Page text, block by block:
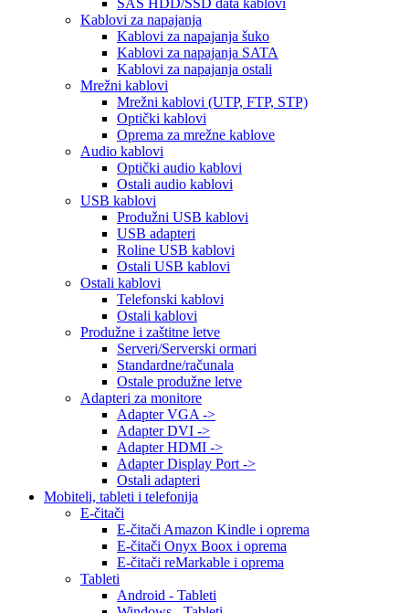
SAS HDD/SSD data kablovi
Kablovi za napajanja
Kablovi za napajanja šuko
Kablovi za napajanja SATA
Kablovi za napajanja ostali
Mrežni kablovi
Mrežni kablovi (UTP, FTP, STP)
Optički kablovi
Oprema za mrežne kablove
Audio kablovi
Optički audio kablovi
Ostali audio kablovi
USB kablovi
Produžni USB kablovi
USB adapteri
Roline USB kablovi
Ostali USB kablovi
Ostali kablovi
Telefonski kablovi
Ostali kablovi
Produžne i zaštitne letve
Serveri/Serverski ormari
Standardne/računala
Ostale produžne letve
Adapteri za monitore
Adapter VGA ->
Adapter DVI ->
Adapter HDMI ->
Adapter Display Port ->
Ostali adapteri
Mobiteli, tableti i telefonija
E-čitači
E-čitači Amazon Kindle i oprema
E-čitači Onyx Boox i oprema
E-čitači reMarkable i oprema
Tableti
Android - Tableti